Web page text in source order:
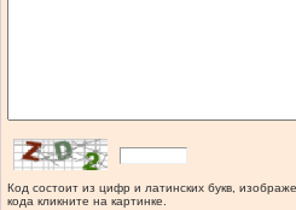
Код состоит из цифр и латинских букв,
кода кликните на картинке.